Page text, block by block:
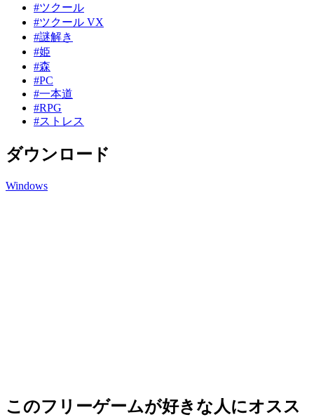
#ツクール
#ツクール VX
#謎解き
#姫
#森
#PC
#一本道
#RPG
#ストレス
ダウンロード
Windows
このフリーゲームが好きな人にオスス